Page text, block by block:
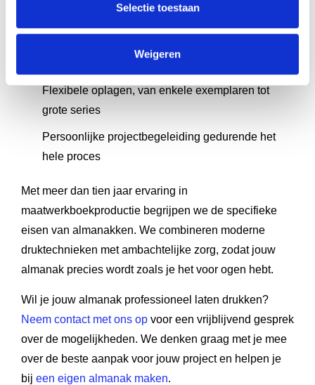
Selectie toestaan
Weigeren
Flexibele oplagen, van enkele exemplaren tot
grote series
Persoonlijke projectbegeleiding gedurende het
hele proces
Met meer dan tien jaar ervaring in
maatwerkboekproductie begrijpen we de specifieke
eisen van almanakken. We combineren moderne
druktechnieken met ambachtelijke zorg, zodat jouw
almanak precies wordt zoals je het voor ogen hebt.
Wil je jouw almanak professioneel laten drukken?
Neem contact met ons op voor een vrijblijvend gesprek
over de mogelijkheden. We denken graag met je mee
over de beste aanpak voor jouw project en helpen je
bij een eigen almanak maken.